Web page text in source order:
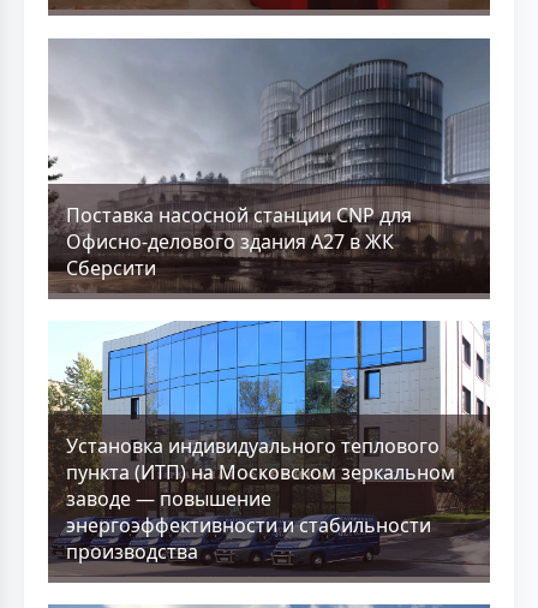
Поставка насосной станции CNP для
Офисно-делового здания А27 в ЖК
Сберсити
Установка индивидуального теплового
пункта (ИТП) на Московском зеркальном
заводе — повышение
энергоэффективности и стабильности
производства